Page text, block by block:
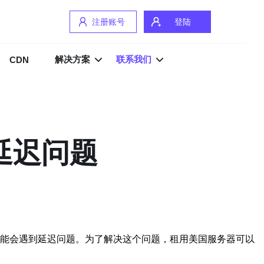
注册账号 登陆
CDN 解决方案 联系我们
迟问题
会遇到延迟问题。为了解决这个问题，租用美国服务器可以